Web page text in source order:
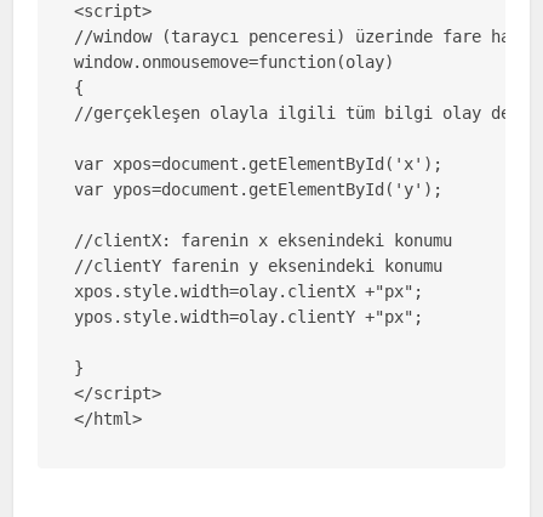
<script>
//window (taraycı penceresi) üzerinde fare
window.onmousemove=function(olay)
{
//gerçekleşen olayla ilgili tüm bilgi olay
var xpos=document.getElementById('x');
var ypos=document.getElementById('y');
//clientX: farenin x eksenindeki konumu
//clientY farenin y eksenindeki konumu
xpos.style.width=olay.clientX +"px";
ypos.style.width=olay.clientY +"px";
}
</script>
</html>